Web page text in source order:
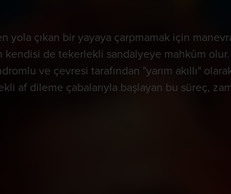
yola çıkan bir yayaya çarpmamak için
kendisi de tekerlekli sandalyeye mahkûm
ve çevresi tarafından "yarım akıllı"
af dileme çabalarıyla başlayan bu süreç,